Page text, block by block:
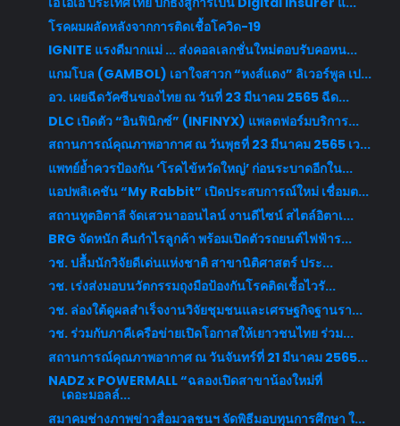
โรคผมผลัดหลังจากการติดเชื้อโควิด-19
IGNITE แรงดีมากแม่ ... ส่งคอลเลกชั่นใหม่ตอบรับคอหน...
แกมโบล (GAMBOL) เอาใจสาวก “หงส์แดง” ลิเวอร์พูล เป...
อว. เผยฉีดวัคซีนของไทย ณ วันที่ 23 มีนาคม 2565 ฉีด...
DLC เปิดตัว “อินฟินิกซ์” (INFINYX) แพลตฟอร์มบริการ...
สถานการณ์คุณภาพอากาศ ณ วันพุธที่ 23 มีนาคม 2565 เว...
แพทย์ย้ำควรป้องกัน ‘โรคไข้หวัดใหญ่’ ก่อนระบาดอีกใน...
แอปพลิเคชัน “My Rabbit” เปิดประสบการณ์ใหม่ เชื่อมต...
สถานทูตอิตาลี จัดเสวนาออนไลน์ งานดีไซน์ สไตล์อิตาเ...
BRG จัดหนัก คืนกำไรลูกค้า พร้อมเปิดตัวรถยนต์ไฟฟ้าร...
วช. ปลื้มนักวิจัยดีเด่นแห่งชาติ สาขานิติศาสตร์ ประ...
วช. เร่งส่งมอบนวัตกรรมถุงมือป้องกันโรคติดเชื้อไวรั...
วช. ล่องใต้ดูผลสำเร็จงานวิจัยชุมชนและเศรษฐกิจฐานรา...
วช. ร่วมกับภาคีเครือข่ายเปิดโอกาสให้เยาวชนไทย ร่วม...
สถานการณ์คุณภาพอากาศ ณ วันจันทร์ที่ 21 มีนาคม 2565...
NADZ x POWERMALL “ฉลองเปิดสาขาน้องใหม่ที่
เดอะมอลล์...
สมาคมช่างภาพข่าวสื่อมวลชนฯ จัดพิธีมอบทุนการศึกษา ใ...